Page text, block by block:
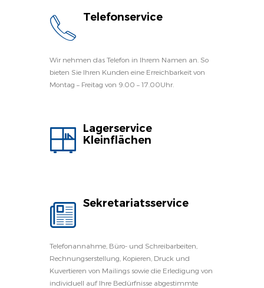
Telefonservice
Wir nehmen das Telefon in Ihrem Namen an. So
bieten Sie Ihren Kunden eine Erreichbarkeit von
Montag – Freitag von 9.00 – 17.00Uhr.
Lagerservice
Kleinflächen
Sekretariatsservice
Telefonannahme, Büro- und Schreibarbeiten,
Rechnungserstellung, Kopieren, Druck und
Kuvertieren von Mailings sowie die Erledigung von
individuell auf Ihre Bedürfnisse abgestimmte